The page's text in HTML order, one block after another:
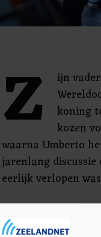
Z
ijn
koning
kozen
waarna Umberto
jarenlang
eerlijk verlopen
De koninklijke
Vittorio Emanuele